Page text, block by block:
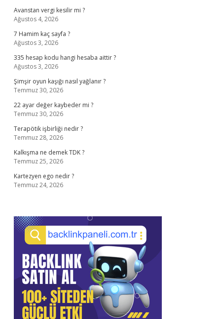
Avanstan vergi kesilir mi ?
Ağustos 4, 2026
7 Hamim kaç sayfa ?
Ağustos 3, 2026
335 hesap kodu hangi hesaba aittir ?
Ağustos 3, 2026
Şimşir oyun kaşığı nasıl yağlanır ?
Temmuz 30, 2026
22 ayar değer kaybeder mi ?
Temmuz 30, 2026
Terapötik işbirliği nedir ?
Temmuz 28, 2026
Kalkışma ne demek TDK ?
Temmuz 25, 2026
Kartezyen ego nedir ?
Temmuz 24, 2026